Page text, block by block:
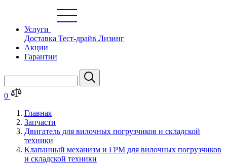
Услуги
Доставка Тест-драйв Лизинг
Акции
Гарантии
0
Главная
Запчасти
Двигатель для вилочных погрузчиков и складской
техники
Клапанный механизм и ГРМ для вилочных погрузчиков
и складской техники